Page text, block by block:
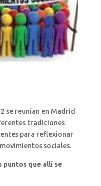
se reunían en Madrid
tradiciones
para reflexionar
sociales.
puntos que allí se